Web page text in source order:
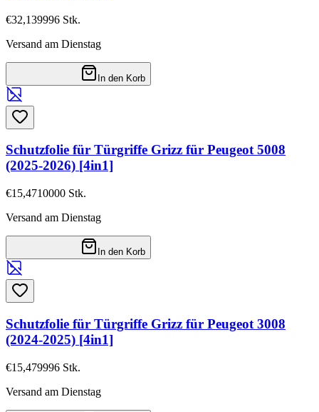
€32,139996 Stk.
Versand am Dienstag
In den Korb
Schutzfolie für Türgriffe Grizz für Peugeot 5008
(2025-2026) [4in1]
€15,4710000 Stk.
Versand am Dienstag
In den Korb
Schutzfolie für Türgriffe Grizz für Peugeot 3008
(2024-2025) [4in1]
€15,479996 Stk.
Versand am Dienstag